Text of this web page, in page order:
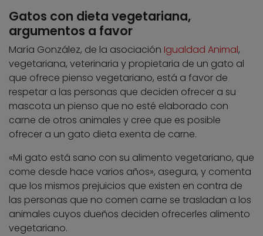
Gatos con dieta vegetariana,
argumentos a favor
María González, de la asociación Igualdad Animal,
vegetariana, veterinaria y propietaria de un gato al
que ofrece pienso vegetariano, está a favor de
respetar a las personas que deciden ofrecer a su
mascota un pienso que no esté elaborado con
carne de otros animales y cree que es posible
ofrecer a un gato dieta exenta de carne.
«Mi gato está sano con su alimento vegetariano, que
come desde hace varios años», asegura, y comenta
que los mismos prejuicios que existen en contra de
las personas que no comen carne se trasladan a los
animales cuyos dueños deciden ofrecerles alimento
vegetariano.